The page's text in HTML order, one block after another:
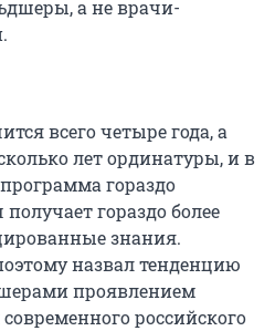
а не врачи-
всего четыре года, а
лет ординатуры, и в
гораздо
гораздо более
знания.
назвал тенденцию
проявлением
российского